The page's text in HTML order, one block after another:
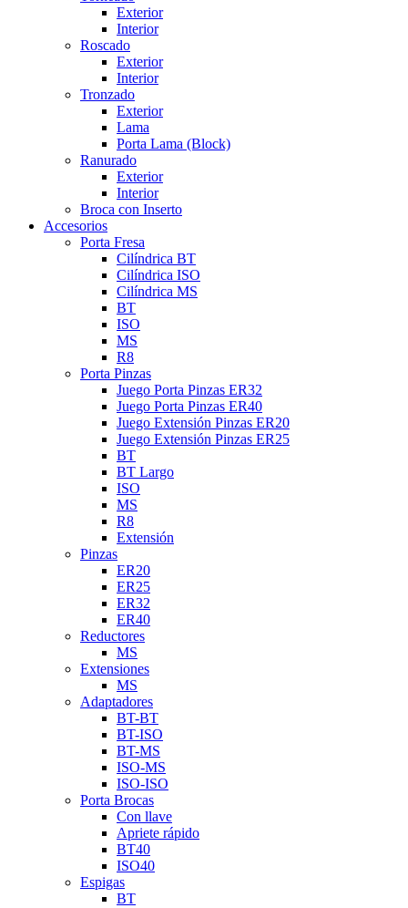
Exterior
Interior
Roscado
Exterior
Interior
Tronzado
Exterior
Lama
Porta Lama (Block)
Ranurado
Exterior
Interior
Broca con Inserto
Accesorios
Porta Fresa
Cilíndrica BT
Cilíndrica ISO
Cilíndrica MS
BT
ISO
MS
R8
Porta Pinzas
Juego Porta Pinzas ER32
Juego Porta Pinzas ER40
Juego Extensión Pinzas ER20
Juego Extensión Pinzas ER25
BT
BT Largo
ISO
MS
R8
Extensión
Pinzas
ER20
ER25
ER32
ER40
Reductores
MS
Extensiones
MS
Adaptadores
BT-BT
BT-ISO
BT-MS
ISO-MS
ISO-ISO
Porta Brocas
Con llave
Apriete rápido
BT40
ISO40
Espigas
BT